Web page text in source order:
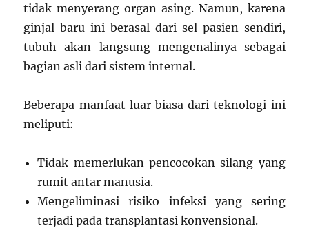
tidak menyerang organ asing. Namun, karena
ginjal baru ini berasal dari sel pasien sendiri,
tubuh akan langsung mengenalinya sebagai
bagian asli dari sistem internal.
Beberapa manfaat luar biasa dari teknologi ini
meliputi:
Tidak memerlukan pencocokan silang yang
rumit antar manusia.
Mengeliminasi risiko infeksi yang sering
terjadi pada transplantasi konvensional.